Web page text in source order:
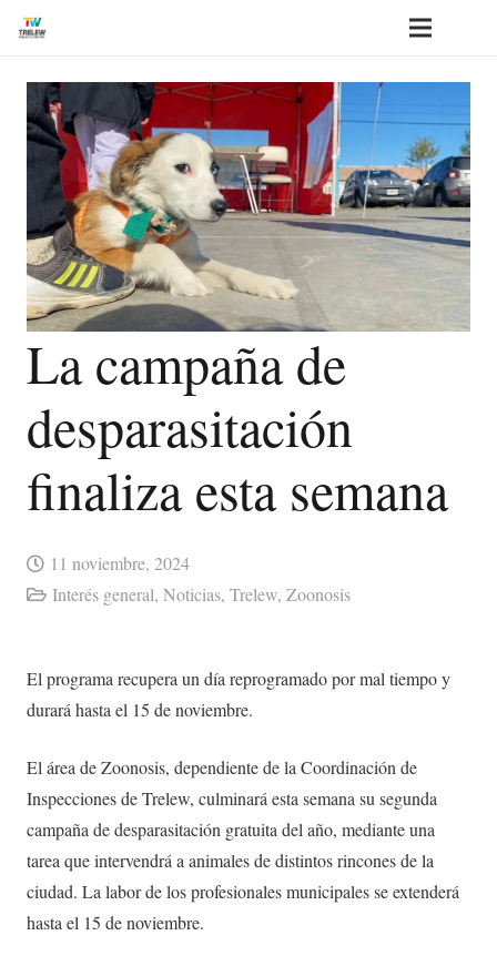
La campaña de
desparasitación
finaliza esta semana
11 noviembre, 2024
Interés general, Noticias, Trelew, Zoonosis
El programa recupera un día reprogramado por mal tiempo y
durará hasta el 15 de noviembre.
El área de Zoonosis, dependiente de la Coordinación de
Inspecciones de Trelew, culminará esta semana su segunda
campaña de desparasitación gratuita del año, mediante una
tarea que intervendrá a animales de distintos rincones de la
ciudad. La labor de los profesionales municipales se extenderá
hasta el 15 de noviembre.